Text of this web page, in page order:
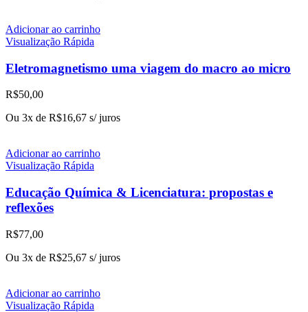
Adicionar ao carrinho
Visualização Rápida
Eletromagnetismo uma viagem do macro ao micro
R$50,00
Ou 3x de R$16,67 s/ juros
Adicionar ao carrinho
Visualização Rápida
Educação Química & Licenciatura: propostas e
reflexões
R$77,00
Ou 3x de R$25,67 s/ juros
Adicionar ao carrinho
Visualização Rápida